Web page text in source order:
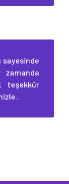
sayesinde
zamanda